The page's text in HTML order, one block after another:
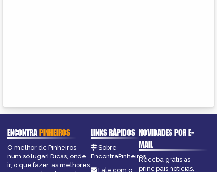
ENCONTRAPINHEIROS
O melhor de Pinheiros
num só lugar! Dicas, onde
ir, o que fazer, as melhores
LINKS RÁPIDOS
Sobre
EncontraPinheiros
Fale com o
NOVIDADES POR E-
MAIL
Receba grátis as
principais notícias,